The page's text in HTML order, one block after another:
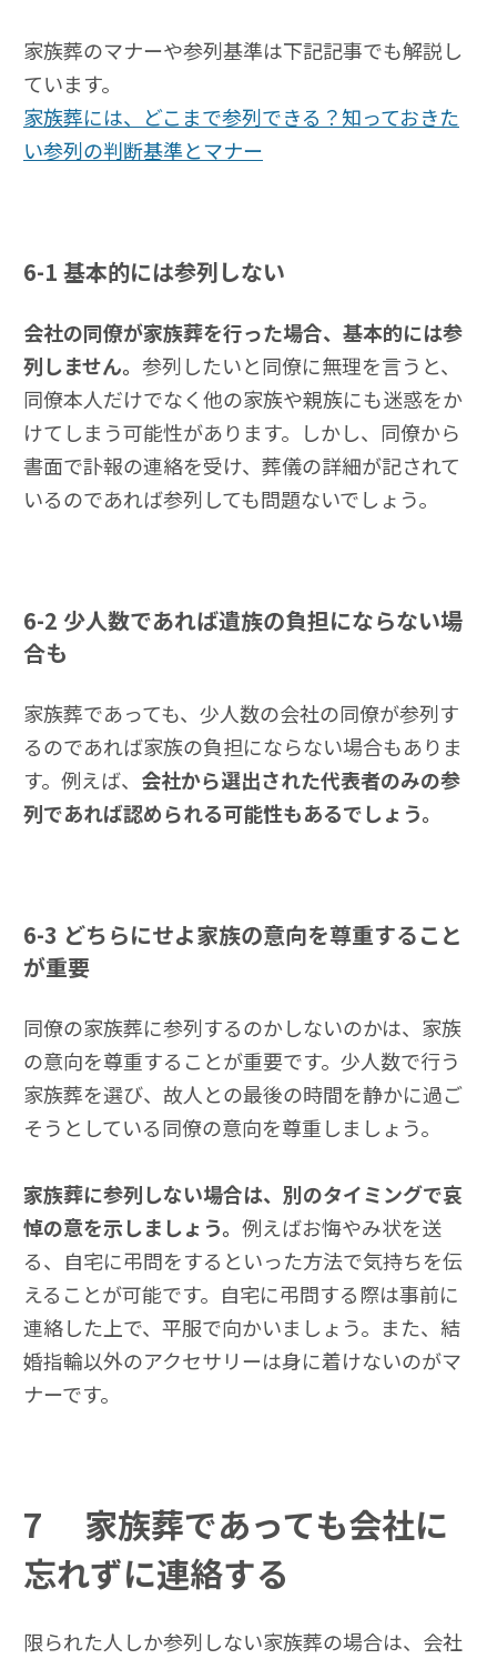
家族葬のマナーや参列基準は下記記事でも解説し
ています。
家族葬には、どこまで参列できる？知っておきた
い参列の判断基準とマナー
6-1 基本的には参列しない
会社の同僚が家族葬を行った場合、基本的には参
列しません。 参列したいと同僚に無理を言うと、
同僚本人だけでなく他の家族や親族にも迷惑をか
けてしまう可能性があります。しかし、同僚から
書面で訃報の連絡を受け、葬儀の詳細が記されて
いるのであれば参列しても問題ないでしょう。
6-2 少人数であれば遺族の負担にならない場
合も
家族葬であっても、少人数の会社の同僚が参列す
るのであれば家族の負担にならない場合もありま
す。例えば、 会社から選出された代表者のみの参
列であれば認められる可能性もあるでしょう。
6-3 どちらにせよ家族の意向を尊重すること
が重要
同僚の家族葬に参列するのかしないのかは、家族
の意向を尊重することが重要です。少人数で行う
家族葬を選び、故人との最後の時間を静かに過ご
そうとしている同僚の意向を尊重しましょう。
家族葬に参列しない場合は、別のタイミングで哀
悼の意を示しましょう。 例えばお悔やみ状を送
る、自宅に弔問をするといった方法で気持ちを伝
えることが可能です。自宅に弔問する際は事前に
連絡した上で、平服で向かいましょう。また、結
婚指輪以外のアクセサリーは身に着けないのがマ
ナーです。
7
家族葬であっても会社に
忘れずに連絡する
限られた人しか参列しない家族葬の場合は、会社